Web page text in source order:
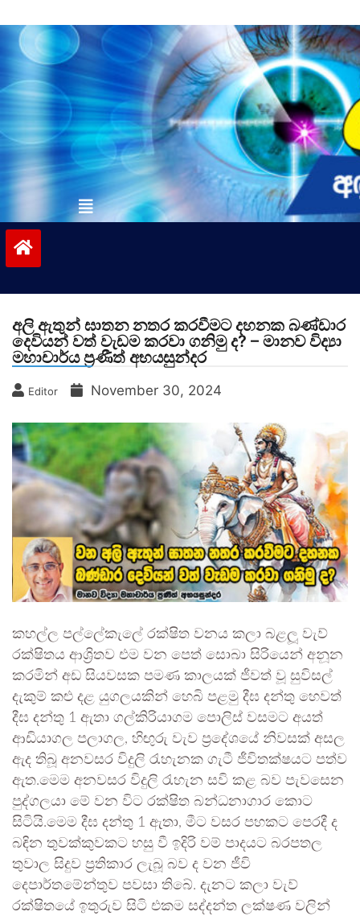
to
contentvinivida.lk
අලි ඇතුන් ඝාතන නතර කරවීමට දහනක බණ්ඩාර
දෙවියන් වත් වැඩම කරවා ගනිමු ද? – මානව විද්‍යා
මහාචාර්ය ප්‍රණීත් අභයසුන්දර
Editor November 30, 2024
කහල්ල පල්ලේකැලේ රක්ෂිත වනය කලා බළලූ වැව්
රක්ෂිතය ආශ්‍රිතව එම වන පෙත් සොබා සිරියෙන් අනූන
කරමින් අඩ සියවසක පමණ කාලයක් ජීවත් වූ සුවිසල්
දැකුම් කළු දළ යුගලයකින් හෙබි පළමු දීඝ දන්තු හෙවත්
දීඝ දන්තු 1 ඇතා ගල්කිරියාගම පොලිස් වසමට අයත්
ආඩියාගල පලාගල, හිඟුරු වැව ප්‍රදේශයේ නිවසක් අසල
ඇද තිබූ අනවසර විදුලි රැහැනක ගැටී ජීවිතක්ෂයට පත්ව
ඇත.මෙම අනවසර විදුලි රැහැන සවි කළ බව පැවසෙන
පුද්ගලයා මේ වන විට රක්ෂිත බන්ධනාගාර කොට
සිටියි.මෙම දීඝ දන්තු 1 ඇතා, මීට වසර පහකට පෙරදී ද
බඳින තුවක්කුවකට හසු වී ඉදිරි වම් පාදයට බරපතල
තුවාල සිදුව ප්‍රතිකාර ලැබූ බව ද වන ජීවි
දෙපාර්තමේන්තුව පවසා තිබේ. දැනට කලා වැව්
රක්ෂිතයේ ඉතුරුව සිටි එකම සද්දන්ත ලක්ෂණ වලින්